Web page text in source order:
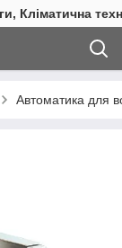
Кліматична
Автоматика для